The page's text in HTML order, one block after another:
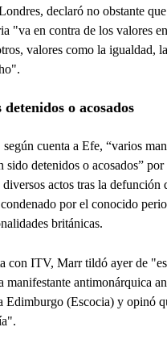
declaró no obstante
"va en contra de los valores
valores como la igualdad,
o acosados
según cuenta a Efe, “varios
sido detenidos o acosados” por
actos tras la defunción
por el conocido
británicas.
con ITV, Marr tildó ayer de
manifestante antimonárquica
Edimburgo (Escocia) y opinó